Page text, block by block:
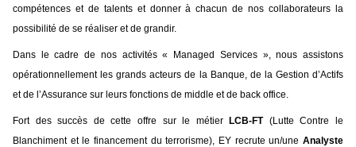
compétences et de talents et donner à chacun de nos collaborateurs la
possibilité de se réaliser et de grandir.
Dans le cadre de nos activités « Managed Services », nous assistons
opérationnellement les grands acteurs de la Banque, de la Gestion d’Actifs
et de l’Assurance sur leurs fonctions de middle et de back office.
Fort des succès de cette offre sur le métierLCB-FT(Lutte Contre le
Blanchiment et le financement du terrorisme), EY recrute un/une Analyste